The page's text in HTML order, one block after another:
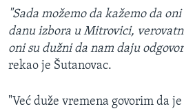
"Sada možemo da kažemo da
danu izbora u Mitrovici,
oni su dužni da nam daju
rekao je Šutanovac.
"Već duže vremena govorim da